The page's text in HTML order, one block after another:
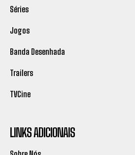
Séries
Jogos
Banda Desenhada
Trailers
TVCine
LINKS ADICIONAIS